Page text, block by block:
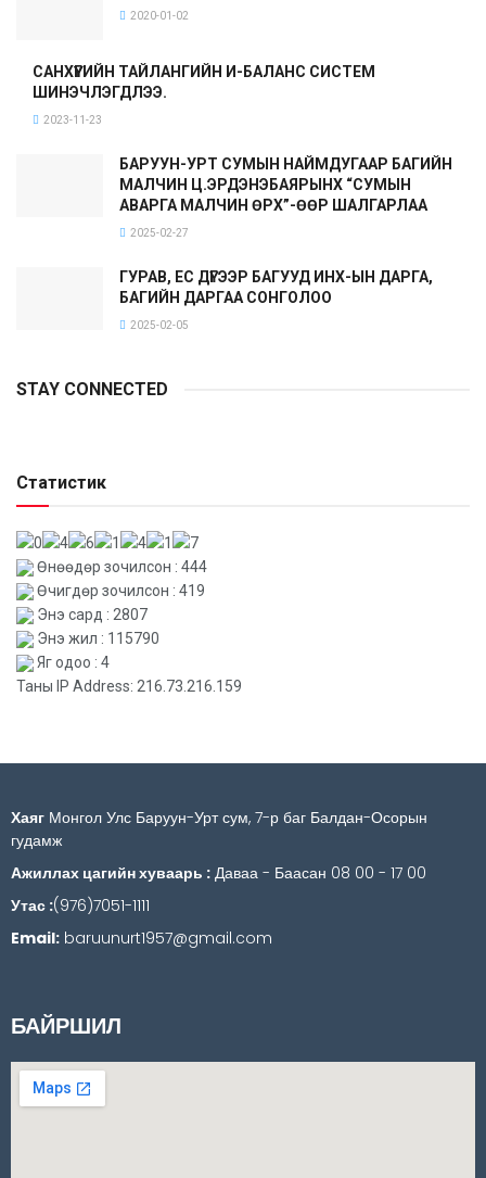
2020-01-02
САНХҮҮГИЙН ТАЙЛАНГИЙН И-БАЛАНС СИСТЕМ
ШИНЭЧЛЭГДЛЭЭ.
2023-11-23
БАРУУН-УРТ СУМЫН НАЙМДУГААР БАГИЙН
МАЛЧИН Ц.ЭРДЭНЭБАЯРЫНХ “СУМЫН
АВАРГА МАЛЧИН ӨРХ”-ӨӨР ШАЛГАРЛАА
2025-02-27
ГУРАВ, ЕС ДҮГЭЭР БАГУУД ИНХ-ЫН ДАРГА,
БАГИЙН ДАРГАА СОНГОЛОО
2025-02-05
STAY CONNECTED
Статистик
Өнөөдөр зочилсон : 444
Өчигдөр зочилсон : 419
Энэ сард : 2807
Энэ жил : 115790
Яг одоо : 4
Таны IP Address: 216.73.216.159
Хаяг Монгол Улс Баруун-Урт сум, 7-р баг Балдан-Осорын
гудамж
Ажиллах цагийн хуваарь : Даваа - Баасан 08 00 - 17 00
Утас :(976)7051-1111
Email: baruunurt1957@gmail.com
БАЙРШИЛ